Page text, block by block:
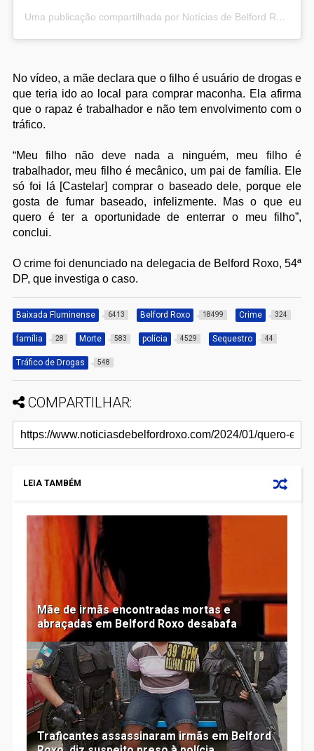
Uma publicação compartilhada por Notícias de Belford Roxo (@noticiasbelfordroxo)
No vídeo, a mãe declara que o filho é usuário de drogas e
que teria ido ao local para comprar maconha. Ela afirma
que o rapaz é trabalhador e não tem envolvimento com o
tráfico.
“Meu filho não deve nada a ninguém, meu filho é
trabalhador, meu filho é mecânico, um pai de família. Ele
só foi lá [Castelar] comprar o baseado dele, porque ele
gosta de fumar baseado, infelizmente. Mas o que eu
quero é ter a oportunidade de enterrar o meu filho”,
conclui.
O crime foi denunciado na delegacia de Belford Roxo, 54ª
DP, que investiga o caso.
Baixada Fluminense 6413 Belford Roxo 18499 Crime 324
família 28 Morte 583 polícia 4529 Sequestro 44
Tráfico de Drogas 548
COMPARTILHAR:
LEIA TAMBÉM
Mãe de irmãs encontradas mortas e
abraçadas em Belford Roxo desabafa
Traficantes assassinaram irmãs em Belford